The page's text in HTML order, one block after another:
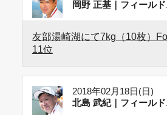
岡野 正基｜フィール
友部湯崎湖にて7kg（10枚）
11位
2018年02月18日(日)
北島 武紀｜フィール